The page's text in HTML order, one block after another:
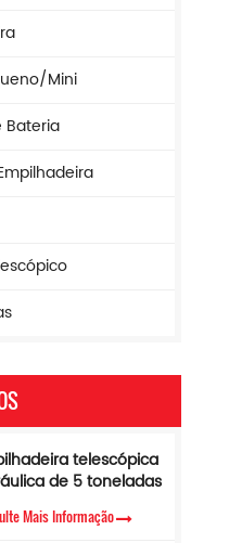
mini
Bateria
telescópica
de 5 toneladas
de elevação de 17
Mais Informação